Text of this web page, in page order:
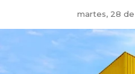
martes, 28